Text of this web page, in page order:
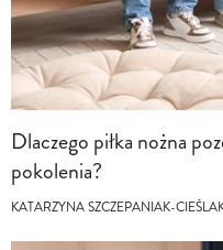
Dlaczego piłka nożna
pokolenia?
KATARZYNA SZCZEPANIAK-